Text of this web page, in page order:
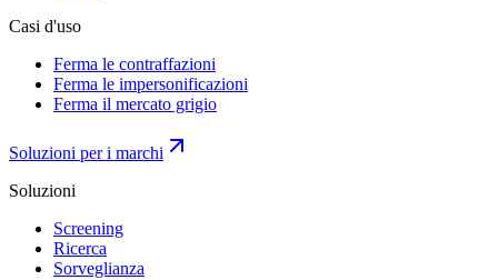
Casi d'uso
Ferma le contraffazioni
Ferma le impersonificazioni
Ferma il mercato grigio
Soluzioni per i marchi
Soluzioni
Screening
Ricerca
Sorveglianza